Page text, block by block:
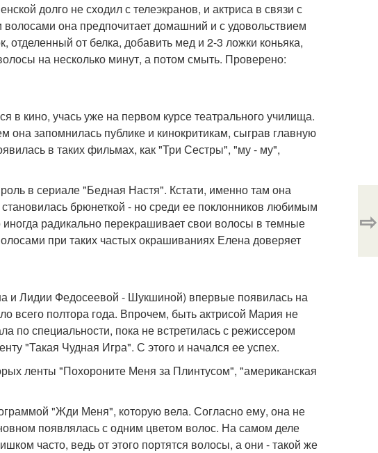
долго не сходил с телеэкранов, и актриса в связи с
она предпочитает домашний и с удовольствием
от белка, добавить мед и 2-3 ложки коньяка,
на несколько минут, а потом смыть. Проверено:
в кино, учась уже на первом курсе театрального училища.
запомнилась публике и кинокритикам, сыграв главную
в таких фильмах, как "Три Сестры", "му - му",
в сериале "Бедная Настя". Кстати, именно там она
брюнеткой - но среди ее поклонников любимым
радикально перекрашивает свои волосы в темные
при таких частых окрашиваниях Елена доверяет
и Лидии Федосеевой - Шукшиной) впервые появилась на
всего полтора года. Впрочем, быть актрисой Мария не
по специальности, пока не встретилась с режиссером
"Такая Чудная Игра". С этого и начался ее успех.
ленты "Похороните Меня за Плинтусом", "американская
"Жди Меня", которую вела. Согласно ему, она не
появлялась с одним цветом волос. На самом деле
часто, ведь от этого портятся волосы, а они - такой же
⇨